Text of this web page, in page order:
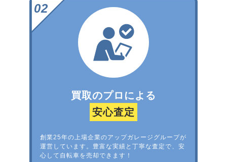
買取のプロによる
安心査定
創業25年の上場企業のアップガレージグループが
運営しています。豊富な実績と丁寧な査定で、安
心して自転車を売却できます！